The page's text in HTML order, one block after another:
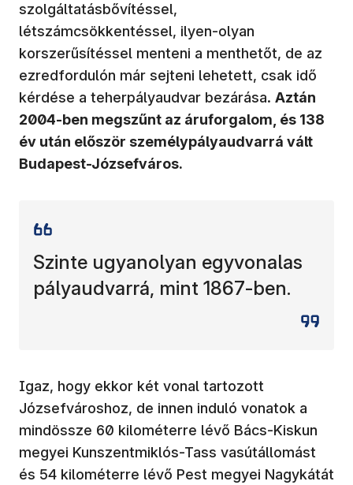
szolgáltatásbővítéssel,
létszámcsökkentéssel, ilyen-olyan
korszerűsítéssel menteni a menthetőt, de az
ezredfordulón már sejteni lehetett, csak idő
kérdése a teherpályaudvar bezárása. Aztán
2004-ben megszűnt az áruforgalom, és 138
év után először személypályaudvarrá vált
Budapest-Józsefváros.
Szinte ugyanolyan egyvonalas
pályaudvarrá, mint 1867-ben.
Igaz, hogy ekkor két vonal tartozott
Józsefvároshoz, de innen induló vonatok a
mindössze 60 kilométerre lévő Bács-Kiskun
megyei Kunszentmiklós-Tass vasútállomást
és 54 kilométerre lévő Pest megyei Nagykátát